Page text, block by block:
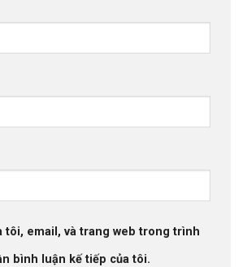
tôi, email, và trang web trong trình
bình luận kế tiếp của tôi.